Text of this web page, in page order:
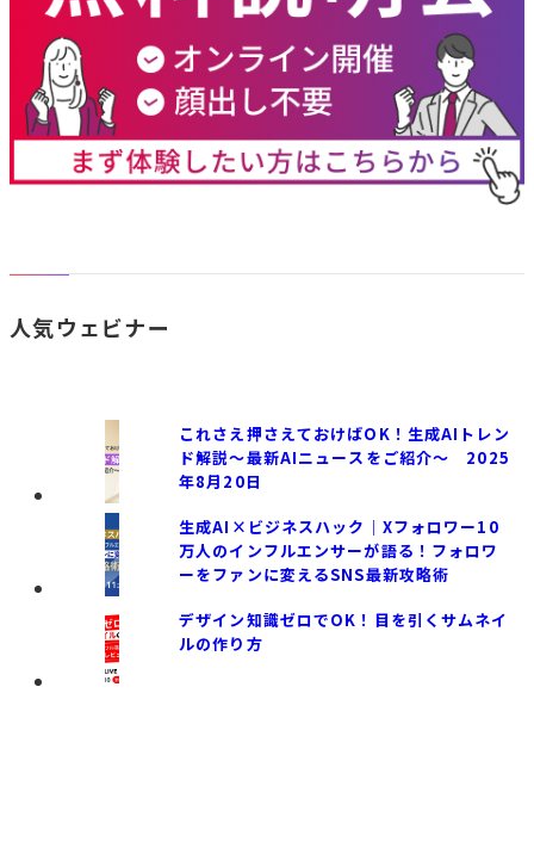
人気ウェビナー
これさえ押さえておけばOK！生成AIトレン
ド解説〜最新AIニュースをご紹介〜 2025
年8月20日
生成AI×ビジネスハック｜Xフォロワー10
万人のインフルエンサーが語る！フォロワ
ーをファンに変えるSNS最新攻略術
デザイン知識ゼロでOK！目を引くサムネイ
ルの作り方